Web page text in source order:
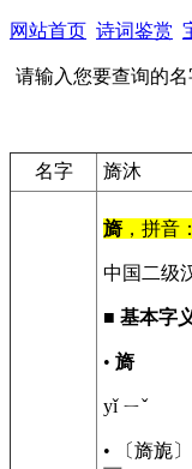
网站首页 诗词鉴赏
请输入您要查询的名
名字 旖沐
旖，拼音
中国二级
■ 基本字
• 旖
yǐ ㄧˇ
• 〔旖旎